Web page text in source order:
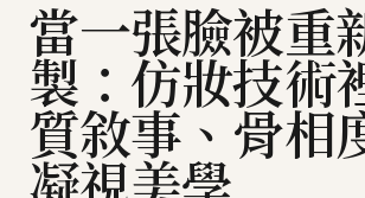
當一張臉被重
製：仿妝技術
質敘事、骨相